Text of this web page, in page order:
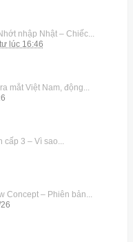
nhập Nhật – Chiếc...
lúc 16:46
mắt Việt Nam, động...
3 – Vì sao...
Concept – Phiên bản...